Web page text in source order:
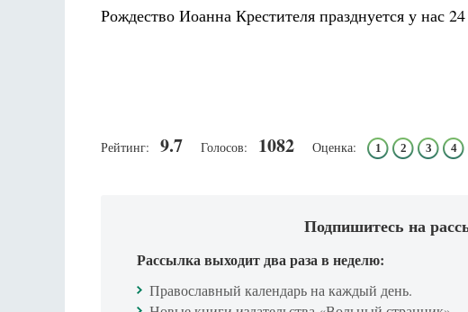
Рождество Иоанна Крестителя празднуется у нас
Рейтинг: 9.7 Голосов: 1082 Оценка: 1 2 3 4
Подпишитесь на
Рассылка выходит два раза в неделю:
Православный календарь на каждый день.